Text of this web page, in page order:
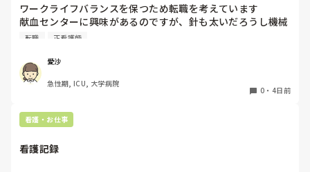
ワークライフバランスを保つため転職を考えています
献血センターに興味があるのですが、針も太いだろうし機械
操作あるしイメージが湧きません
など教えていただきたいです！
転職 正看護師
愛沙
急性期, ICU, 大学病院
0 ・ 4日前
看護・お仕事
看護記録